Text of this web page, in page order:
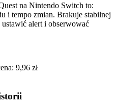
na Nintendo Switch to:
i tempo zmian. Brakuje stabilnej
alert i obserwować
9,96 zł